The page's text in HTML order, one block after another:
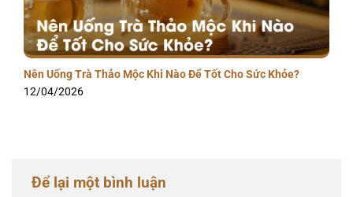
Nên Uống Trà Thảo Mộc Khi Nào Để Tốt Cho Sức Khỏe?
12/04/2026
Để lại một bình luận